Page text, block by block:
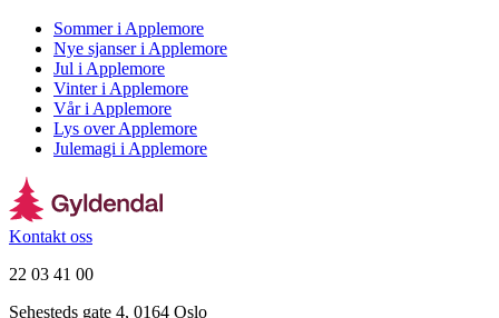
Sommer i Applemore
Nye sjanser i Applemore
Jul i Applemore
Vinter i Applemore
Vår i Applemore
Lys over Applemore
Julemagi i Applemore
Kontakt oss
22 03 41 00
Sehesteds gate 4, 0164 Oslo